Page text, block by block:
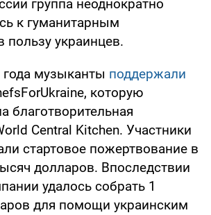
группа неоднократно
к гуманитарным
пользу украинцев.
музыканты поддержали
которую
благотворительная
Central Kitchen. Участники
стартовое пожертвование в
долларов. Впоследствии
удалось собрать 1
для помощи украинским